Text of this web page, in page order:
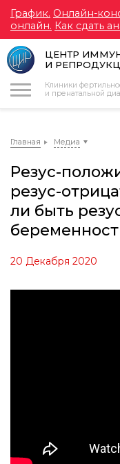
График. Онлайн-
онлайн. Как сдать
ЦЕНТР
И
Клиники
и пренатальной
Главная Медиа
Резус-
резус-
ли быть
20 Декабря 2020